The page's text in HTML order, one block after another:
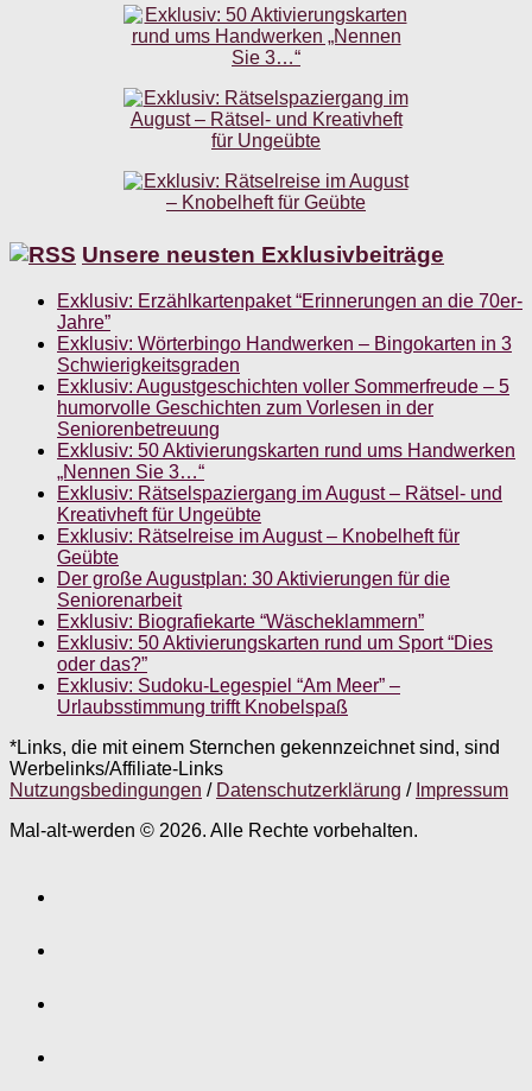
Unsere neusten Exklusivbeiträge
Exklusiv: Erzählkartenpaket “Erinnerungen an die 70er-
Jahre”
Exklusiv: Wörterbingo Handwerken – Bingokarten in 3
Schwierigkeitsgraden
Exklusiv: Augustgeschichten voller Sommerfreude – 5
humorvolle Geschichten zum Vorlesen in der
Seniorenbetreuung
Exklusiv: 50 Aktivierungskarten rund ums Handwerken
„Nennen Sie 3…“
Exklusiv: Rätselspaziergang im August – Rätsel- und
Kreativheft für Ungeübte
Exklusiv: Rätselreise im August – Knobelheft für
Geübte
Der große Augustplan: 30 Aktivierungen für die
Seniorenarbeit
Exklusiv: Biografiekarte “Wäscheklammern”
Exklusiv: 50 Aktivierungskarten rund um Sport “Dies
oder das?”
Exklusiv: Sudoku-Legespiel “Am Meer” –
Urlaubsstimmung trifft Knobelspaß
*Links, die mit einem Sternchen gekennzeichnet sind, sind
Werbelinks/Affiliate-Links
Nutzungsbedingungen / Datenschutzerklärung / Impressum
Mal-alt-werden © 2026. Alle Rechte vorbehalten.